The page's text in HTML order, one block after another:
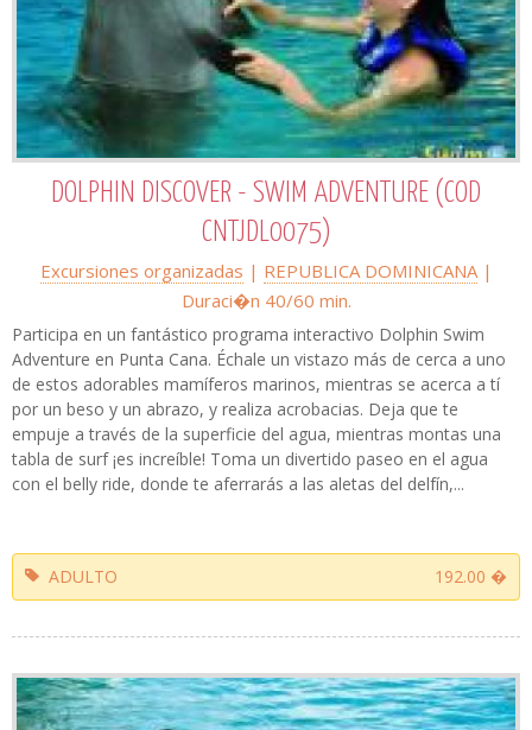
DOLPHIN DISCOVER - SWIM ADVENTURE (COD
CNTJDL0075)
Excursiones organizadas | REPUBLICA DOMINICANA|
Duraci�n 40/60 min.
Participa en un fantástico programa interactivo Dolphin Swim
Adventure en Punta Cana. Échale un vistazo más de cerca a uno
de estos adorables mamíferos marinos, mientras se acerca a tí
por un beso y un abrazo, y realiza acrobacias. Deja que te
empuje a través de la superficie del agua, mientras montas una
tabla de surf ¡es increíble! Toma un divertido paseo en el agua
con el belly ride, donde te aferrarás a las aletas del delfín,...
ADULTO 192.00 �